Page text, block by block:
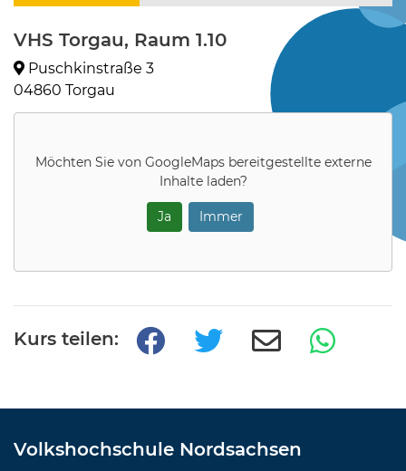
VHS Torgau, Raum 1.10
Puschkinstraße 3
04860 Torgau
Möchten Sie von GoogleMapsbereitgestellte externe
Inhalte laden?
Ja Immer
Kurs teilen:
Volkshochschule Nordsachsen